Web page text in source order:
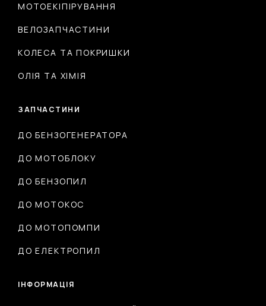
МОТОЕКІПІРУВАННЯ
ВЕЛОЗАПЧАСТИНИ
КОЛЕСА ТА ПОКРИШКИ
ОЛІЯ ТА ХІМІЯ
ЗАПЧАСТИНИ
ДО БЕНЗОГЕНЕРАТОРА
ДО МОТОБЛОКУ
ДО БЕНЗОПИЛ
ДО МОТОКОС
ДО МОТОПОМПИ
ДО ЕЛЕКТРОПИЛ
ІНФОРМАЦІЯ